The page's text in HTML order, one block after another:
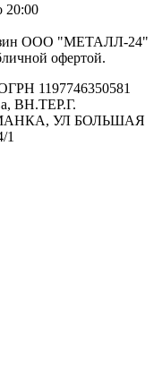
20:00
ООО "МЕТАЛЛ-24"
офертой.
1197746350581
ВН.ТЕР.Г.
УЛ БОЛЬШАЯ
1